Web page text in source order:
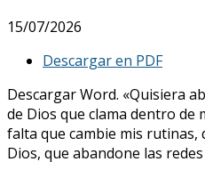
15/07/2026
Descargar en PDF
Descargar Word. «Quisiera
de Dios que clama dentro de
falta que cambie mis rutinas,
Dios, que abandone las